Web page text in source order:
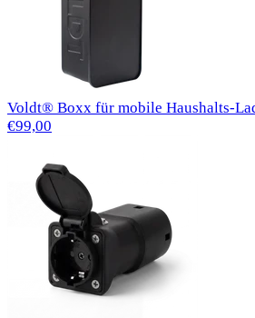
Voldt® Boxx für mobile Haushalts-
€99,00